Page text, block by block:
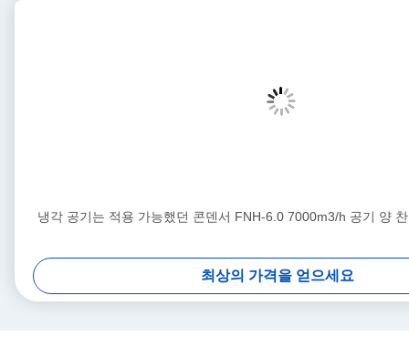
냉각 공기는 적용 가능했던 콘덴서 FNH-6.0 7000m3/h 공기 양
최상의 가격을 얻으세요